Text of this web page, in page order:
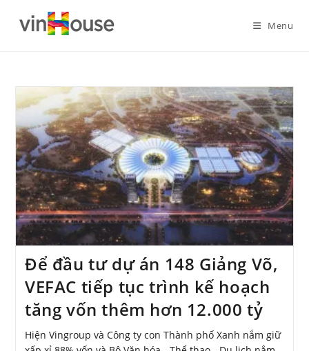
Menu
Để đầu tư dự án 148 Giảng Võ,
VEFAC tiếp tục trình kế hoạch
tăng vốn thêm hơn 12.000 tỷ
Hiện Vingroup và Công ty con Thành phố Xanh nắm giữ